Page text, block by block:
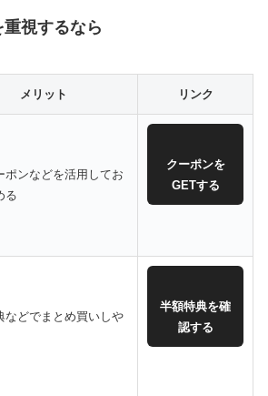
視するなら
メリット リンク
ポンなどを活用してお
る
クーポンを
GETする
などでまとめ買いしや
半額特典を確
認する